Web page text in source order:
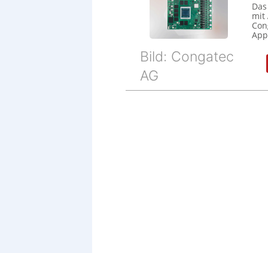
Bild: Congatec
AG
mit